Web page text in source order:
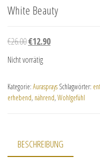
White Beauty
€26.00Ursprünglicher Preis war:
€12.90Aktueller Preis ist:
Nicht vorrätig
Kategorie: Aurasprays Schlagwörter:
erhebend, nährend, Wohlgefühl
BESCHREIBUNG